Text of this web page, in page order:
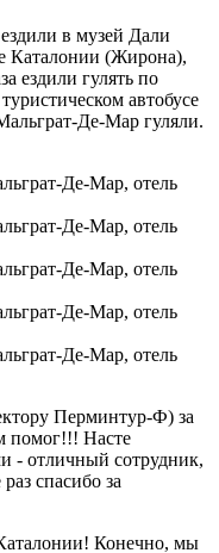
в музей Дали
Каталонии (Жирона),
ездили гулять по
автобусе
Де-Мар гуляли.
Перминтур-Ф) за
помог!!! Насте
- отличный сотрудник,
спасибо за
Конечно, мы